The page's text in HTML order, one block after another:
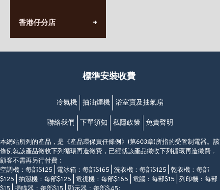
香港堅尼地城卑路乍街
(堅尼地城地鐵站B出口)
營業時間:
(10:00am-20:30pm)
香港仔分店
營業時間:
香港香港仔成都道20-28號
(黃竹坑地鐵站轉4M專線小巴)
標準安裝收費
冷氣機 抽油煙機 浴室寶及抽氣扇
聯絡我們 下單須知 私隱政策 免責聲明
本網站所列的產品，是《產品環保責任條例》(第603章)所指的受管制電器。該
條例就該產品徵收下列循環再造徵費，已經就該產品徵收下列循環再造徵費，
顧客不需再另行付費：
空調機：每部$125 | 電冰箱：每部$165 | 洗衣機：每部$125 | 乾衣機：每部
$125 | 抽濕機：每部$125 | 電視機：每部$165 | 電腦：每部$15 | 列印機：每部